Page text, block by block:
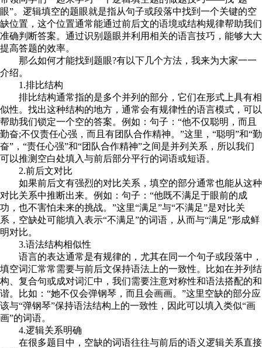
眼”。逻辑填空的题眼就是指从句子或段落中找到一个关键的空
缺位置，这个位置通常能通过前后文的语境或结构规律帮助我们
准确判断答案。通过识别题眼并利用相关的语言技巧，能够大大
提高答题的效率。
那么如何才能找到题眼?有以下几个方法，我来为大家一一
介绍。
1.排比结构
排比结构通常指的是多个并列的部分，它们在形式上具有相
似性。找出这种结构的地方，通常会有规律性的语言模式，可以
帮助我们锁定一个空的答案。例如：句子：“他不仅聪明，而且
勤奋;不仅责任心强，而且有团队合作精神。”这里，“聪明”和“勤
奋”，“责任心强”和“团队合作精神”之间是并列关系，所以我们
可以推测空白处填入与前后部分平行的词语或短语。
2.前后文对比
如果前后文有强烈的对比关系，填空的部分通常也能从这种
对比关系中推断出来。例如：句子：“他既不满足于眼前的成
功，也不害怕未来的挑战。”这里“满足”与“不满足”是对比关
系，空缺处可能填入表示“不满足”的词语，从而与“满足”形成鲜
明对比。
3.语法结构相似性
语言的表达通常是有规律的，尤其在同一个句子或段落中，
填空词汇常常需要与前后文保持语法上的一致性。比如在并列结
构、复合句或成对词汇中，我们需要注意对称性和语法搭配的和
谐。比如：“她不仅会弹钢琴，而且会画画。”这里空缺的部分应
该与“弹钢琴”保持语法结构上的一致性，因此可以填入类似“画
画”的词语。
4.逻辑关系明确
在很多题目中，空缺的词语往往与前后的语义逻辑关系直接